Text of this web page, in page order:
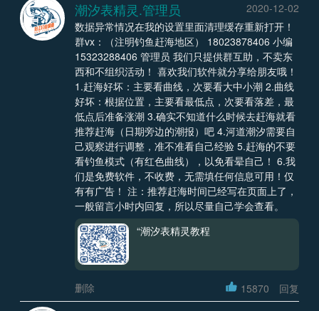
潮汐表精灵.管理员
2020-12-02
数据异常情况在我的设置里面清理缓存重新打开！
群vx：（注明钓鱼赶海地区） 18023878406 小编
15323288406 管理员 我们只提供群互助，不卖东
西和不组织活动！ 喜欢我们软件就分享给朋友哦！
1.赶海好坏：主要看曲线，次要看大中小潮 2.曲线
好坏：根据位置，主要看最低点，次要看落差，最
低点后准备涨潮 3.确实不知道什么时候去赶海就看
推荐赶海（日期旁边的潮报）吧 4.河道潮汐需要自
己观察进行调整，准不准看自己经验 5.赶海的不要
看钓鱼模式（有红色曲线），以免看晕自己！ 6.我
们是免费软件，不收费，无需填任何信息可用！仅
有有广告！ 注：推荐赶海时间已经写在页面上了，
一般留言小时内回复，所以尽量自己学会查看。
“潮汐表精灵教程
删除 15870 回复